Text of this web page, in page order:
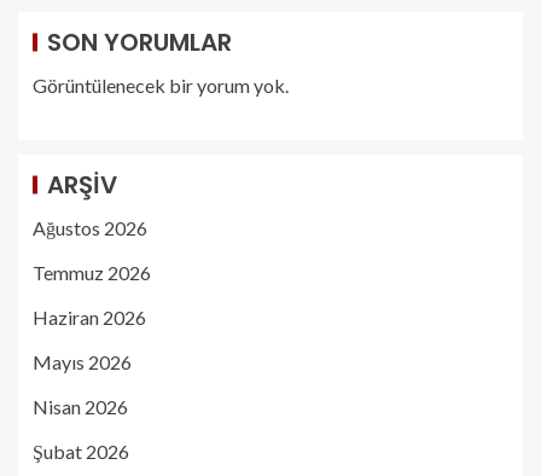
SON YORUMLAR
Görüntülenecek bir yorum yok.
ARŞIV
Ağustos 2026
Temmuz 2026
Haziran 2026
Mayıs 2026
Nisan 2026
Şubat 2026